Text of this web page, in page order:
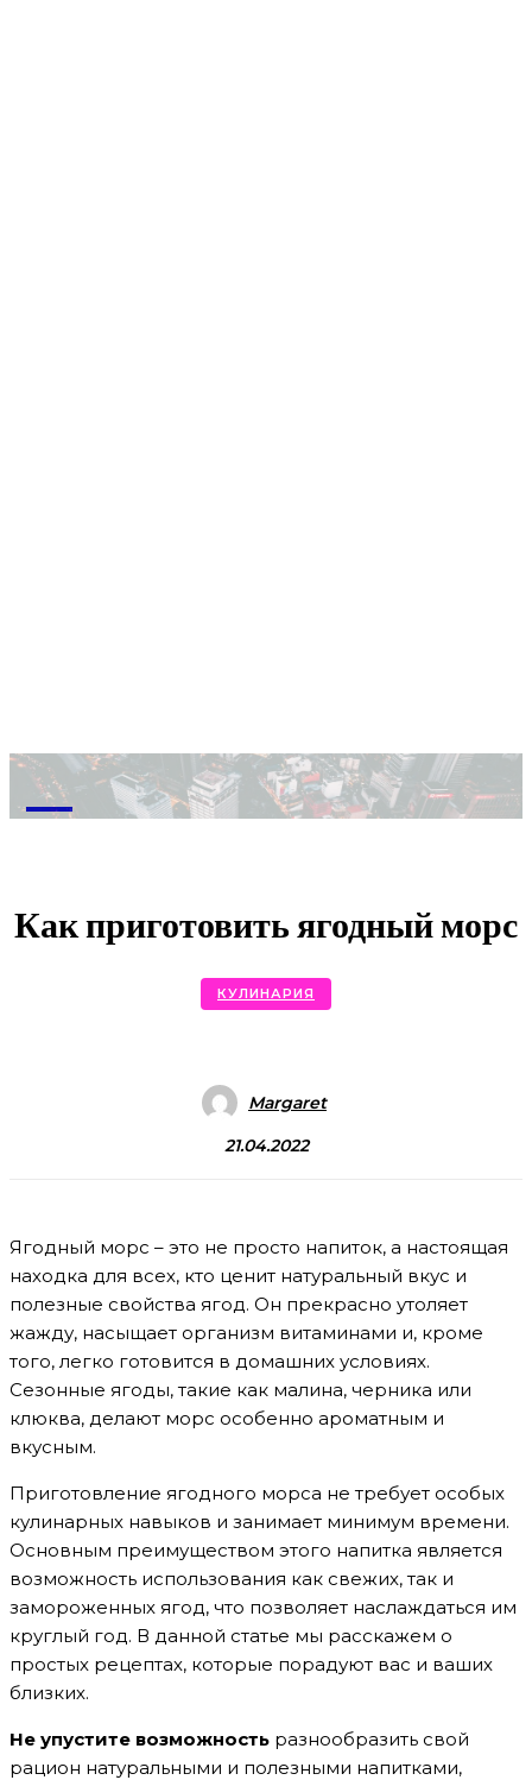
M
Как приготовить ягодный морс
КУЛИНАРИЯ
Margaret
21.04.2022
Ягодный морс – это не просто напиток, а настоящая
находка для всех, кто ценит натуральный вкус и
полезные свойства ягод. Он прекрасно утоляет
жажду, насыщает организм витаминами и, кроме
того, легко готовится в домашних условиях.
Сезонные ягоды, такие как малина, черника или
клюква, делают морс особенно ароматным и
вкусным.
Приготовление ягодного морса не требует особых
кулинарных навыков и занимает минимум времени.
Основным преимуществом этого напитка является
возможность использования как свежих, так и
замороженных ягод, что позволяет наслаждаться им
круглый год. В данной статье мы расскажем о
простых рецептах, которые порадуют вас и ваших
близких.
Не упустите возможность разнообразить свой
рацион натуральными и полезными напитками,